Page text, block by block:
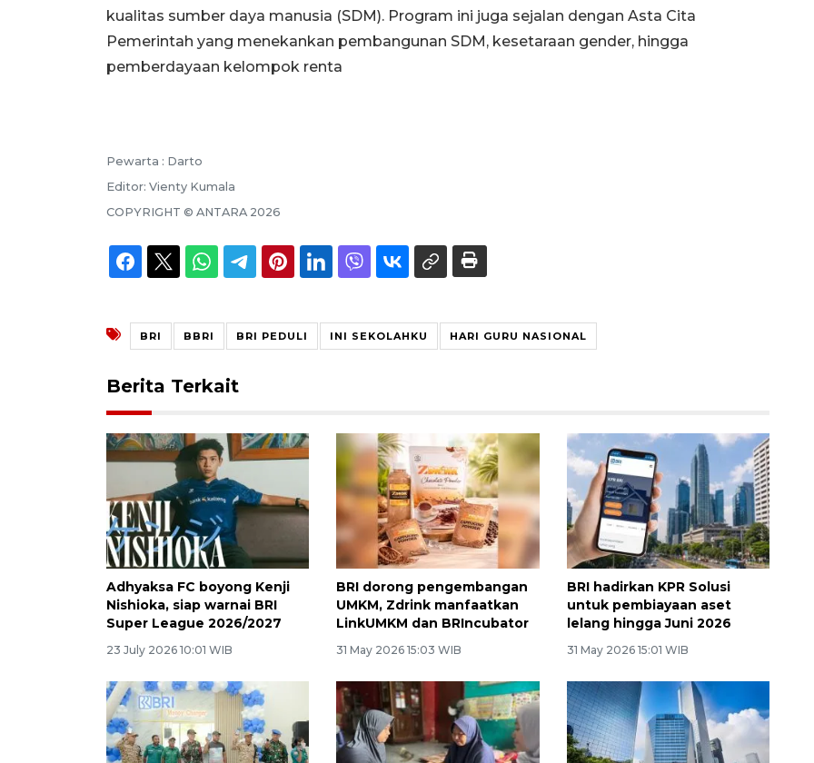
kualitas sumber daya manusia (SDM). Program ini juga sejalan dengan Asta Cita
Pemerintah yang menekankan pembangunan SDM, kesetaraan gender, hingga
pemberdayaan kelompok renta
Pewarta : Darto
Editor: Vienty Kumala
COPYRIGHT © ANTARA 2026
BRI BBRI BRI PEDULI INI SEKOLAHKU HARI GURU NASIONAL
Berita Terkait
Adhyaksa FC boyong Kenji
Nishioka, siap warnai BRI
Super League 2026/2027
23 July 2026 10:01 WIB
BRI dorong pengembangan
UMKM, Zdrink manfaatkan
LinkUMKM dan BRIncubator
31 May 2026 15:03 WIB
BRI hadirkan KPR Solusi
untuk pembiayaan aset
lelang hingga Juni 2026
31 May 2026 15:01 WIB